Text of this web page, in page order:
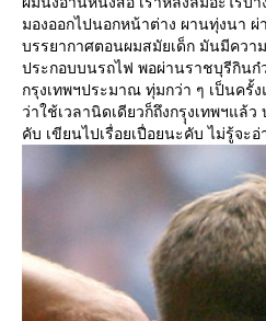
มองออกไปนอกหน้าต่าง ผานทุ่งนา ผ่
บรรยากาศตอนผมสมัยเด็ก มันมีควา
ประกอบบนรถไฟ พอผ่านราชบุรีกินก๋
กรุงเทพฯประมาณ ทุ่มกว่า ๆ เป็นครั้
ว่าใช้เวลานิดเดียวก็ถึงกรุุงเทพฯแล้
คับ เขียนไปเรื่อยเปื่อยนะคับ ไม่รู้จะอ่